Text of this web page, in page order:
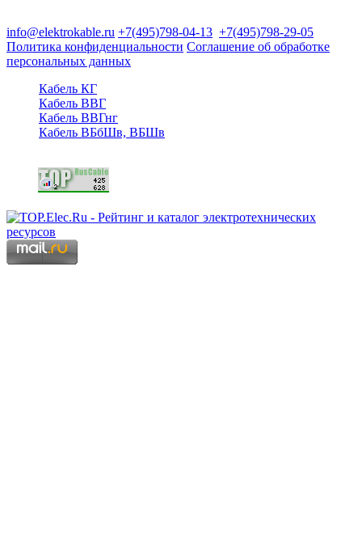
info@elektrokable.ru +7(495)798-04-13 +7(495)798-29-05
Политика конфиденциальности Соглашение об обработке
персональных данных
Кабель КГ
Кабель ВВГ
Кабель ВВГнг
Кабель ВБбШв, ВБШв